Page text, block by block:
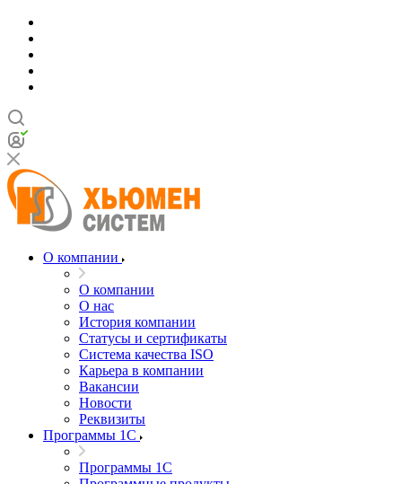
О компании
О компании
О нас
История компании
Статусы и сертификаты
Система качества ISO
Карьера в компании
Вакансии
Новости
Реквизиты
Программы 1С
Программы 1С